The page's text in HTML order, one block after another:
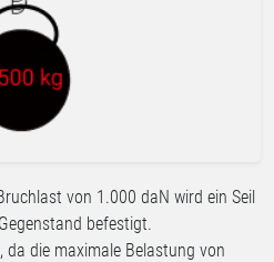
von 1.000 daN wird ein Seil
befestigt.
da die maximale Belastung von